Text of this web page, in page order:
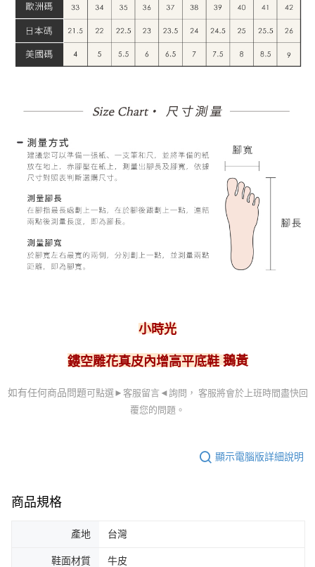
小時光
鏤空雕花真皮內增高平底鞋鵝黃
如有任何商品問題可點選►客服留言◄詢問， 客服將會於上班時間盡快回
覆您的問題。
顯示電腦版詳細說明
商品規格
產地 台灣
鞋面材質 牛皮